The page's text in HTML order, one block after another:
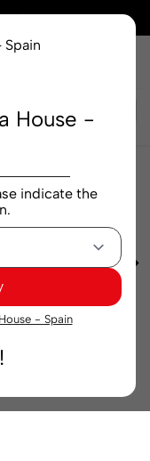
House -
indicate the
- Spain
Delta Cafés Super